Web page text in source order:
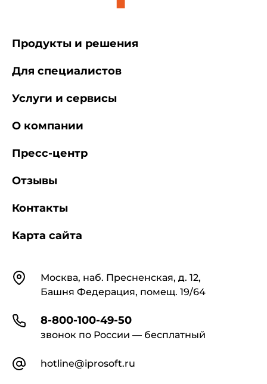
КонтактыМосква, наб. Пресненская, д. 12,
Башня Федерация, помещ. 19/64
8-800-100-49-50
звонок по России — бесплатный
hotline@iprosoft.ru
Продукты и решения
Для специалистов
Услуги и сервисы
О компании
Пресс-центр
Отзывы
Контакты
Карта сайта